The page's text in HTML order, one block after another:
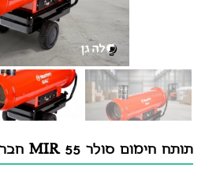
תותח חימום סולר MIR 55 חברת SIAL